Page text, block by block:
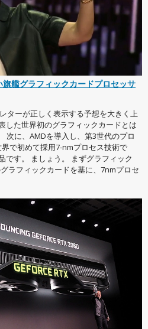
艦グラフィックカードプロセッサ
ターが正しく表示する予想を大きく上
した世界初のグラフィックカードとは
次に、AMDを導入し、第3世代のプロ
で初めて採用7-nmプロセス技術で
です。 ましょう。 まずグラフィック
ラフィックカードを基に、7nmプロセ